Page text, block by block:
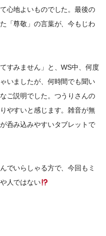
心地よいものでした。最後の
「尊敬」の言葉が、今もじわ
すみません」と、WS中、何度
いましたが、何時間でも聞い
ご説明でした。つうりさんの
やすいと感じます。雑音が無
呑み込みやすいタブレットで
でいらしゃる方で、今回もミ
人ではない